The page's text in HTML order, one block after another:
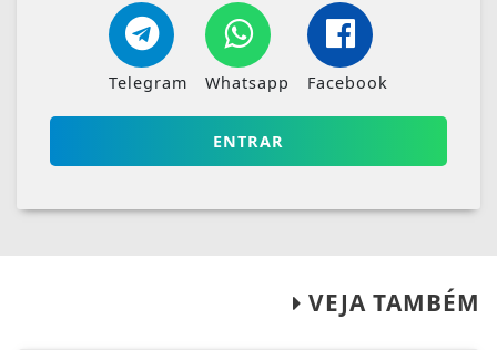
Telegram Whatsapp Facebook
ENTRAR
VEJA TAMBÉM